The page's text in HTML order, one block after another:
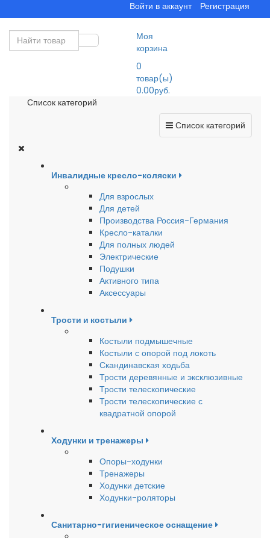
Войти в аккаунт Регистрация
Моя
корзина
0
товар(ы)
0.00руб.
Список категорий
Список категорий
Инвалидные кресло-коляски
Для взрослых
Для детей
Производства Россия-Германия
Кресло-каталки
Для полных людей
Электрические
Подушки
Активного типа
Аксессуары
Трости и костыли
Костыли подмышечные
Костыли с опорой под локоть
Скандинавская ходьба
Трости деревянные и эксклюзивные
Трости телескопические
Трости телескопические с
квадратной опорой
Ходунки и тренажеры
Опоры-ходунки
Тренажеры
Ходунки детские
Ходунки-роляторы
Санитарно-гигиеническое оснащение